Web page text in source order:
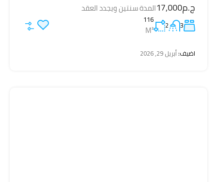
ج.م17,000 المدة سنتين ويجدد العقد
3
2
116
M²
اضيف:أبريل 29, 2026